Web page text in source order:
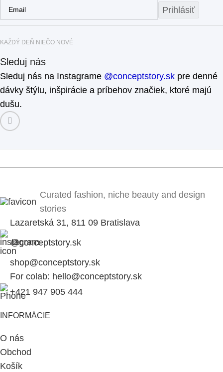
Prihlásiť
KAŽDÝ DEŇ NIEČO NOVÉ
Sleduj nás
Sleduj nás na Instagrame @conceptstory.sk pre denné
dávky štýlu, inšpirácie a príbehov značiek, ktoré majú
dušu.
Curated fashion, niche beauty and design
stories
Lazaretská 31, 811 09 Bratislava
@conceptstory.sk
shop@conceptstory.sk
For colab: hello@conceptstory.sk
+421 947 905 444
INFORMÁCIE
O nás
Obchod
Košík